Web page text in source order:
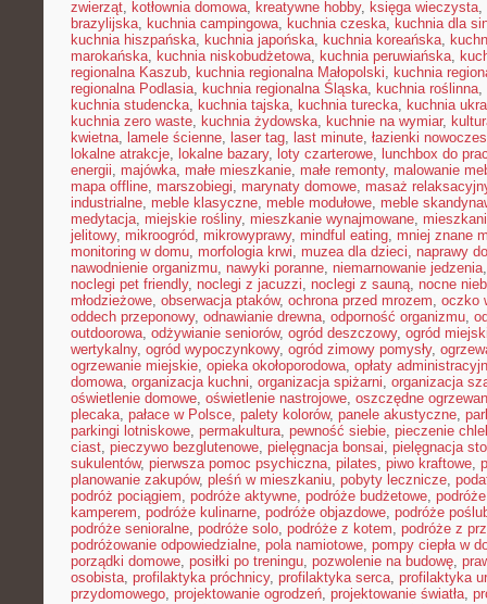
zwierząt, kotłownia domowa, kreatywne hobby, księga wieczysta,
brazylijska, kuchnia campingowa, kuchnia czeska, kuchnia dla
kuchnia hiszpańska, kuchnia japońska, kuchnia koreańska,
marokańska, kuchnia niskobudżetowa, kuchnia peruwiańska,
regionalna Kaszub, kuchnia regionalna Małopolski, kuchnia
regionalna Podlasia, kuchnia regionalna Śląska, kuchnia roślinna,
kuchnia studencka, kuchnia tajska, kuchnia turecka, kuchnia
kuchnia zero waste, kuchnia żydowska, kuchnie na wymiar,
kwietna, lamele ścienne, laser tag, last minute, łazienki
lokalne atrakcje, lokalne bazary, loty czarterowe, lunchbox do
energii, majówka, małe mieszkanie, małe remonty, malowanie
mapa offline, marszobiegi, marynaty domowe, masaż
industrialne, meble klasyczne, meble modułowe, meble
medytacja, miejskie rośliny, mieszkanie wynajmowane,
jelitowy, mikroogród, mikrowyprawy, mindful eating, mniej znane
monitoring w domu, morfologia krwi, muzea dla dzieci, naprawy
nawodnienie organizmu, nawyki poranne, niemarnowanie jedzenia
noclegi pet friendly, noclegi z jacuzzi, noclegi z sauną, nocne
młodzieżowe, obserwacja ptaków, ochrona przed mrozem, oczko
oddech przeponowy, odnawianie drewna, odporność organizmu,
outdoorowa, odżywianie seniorów, ogród deszczowy, ogród
wertykalny, ogród wypoczynkowy, ogród zimowy pomysły,
ogrzewanie miejskie, opieka okołoporodowa, opłaty
domowa, organizacja kuchni, organizacja spiżarni, organizacja
oświetlenie domowe, oświetlenie nastrojowe, oszczędne
plecaka, pałace w Polsce, palety kolorów, panele akustyczne,
parkingi lotniskowe, permakultura, pewność siebie, pieczenie
ciast, pieczywo bezglutenowe, pielęgnacja bonsai, pielęgnacja
sukulentów, pierwsza pomoc psychiczna, pilates, piwo kraftowe,
planowanie zakupów, pleśń w mieszkaniu, pobyty lecznicze,
podróż pociągiem, podróże aktywne, podróże budżetowe,
kamperem, podróże kulinarne, podróże objazdowe, podróże
podróże senioralne, podróże solo, podróże z kotem, podróże z
podróżowanie odpowiedzialne, pola namiotowe, pompy ciepła w
porządki domowe, posiłki po treningu, pozwolenie na budowę,
osobista, profilaktyka próchnicy, profilaktyka serca, profilaktyka
przydomowego, projektowanie ogrodzeń, projektowanie światła,